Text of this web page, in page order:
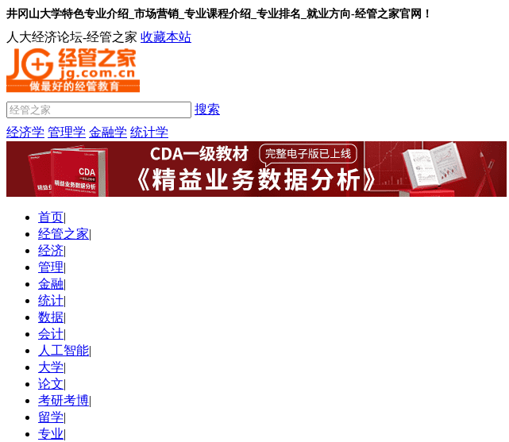
井冈山大学特色专业介绍_市场营销_专业课程介绍_专业排名_就业方向-经管之家官网！
人大经济论坛-经管之家 收藏本站
搜索
经济学 管理学 金融学 统计学
首页|
经管之家|
经济|
管理|
金融|
统计|
数据|
会计|
人工智能|
大学|
论文|
考研考博|
留学|
专业|